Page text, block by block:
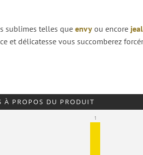
sublimes telles que envy ou encore
et délicatesse vous succomberez
À PROPOS DU PRODUIT
1